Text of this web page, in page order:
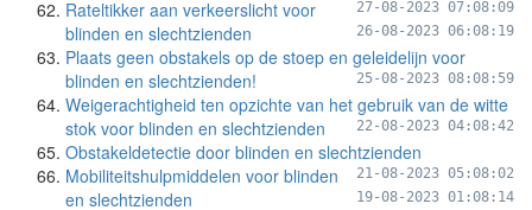
27-08-2023 07:08:09
Rateltikker aan verkeerslicht voor
blinden en slechtzienden
26-08-2023 06:08:19
Plaats geen obstakels op de stoep en geleidelijn voor
blinden en slechtzienden!
25-08-2023 08:08:59
Weigerachtigheid ten opzichte van het gebruik van de witte
stok voor blinden en slechtzienden
22-08-2023 04:08:42
Obstakeldetectie door blinden en slechtzienden
21-08-2023 05:08:02
Mobiliteitshulpmiddelen voor blinden
en slechtzienden
19-08-2023 01:08:14